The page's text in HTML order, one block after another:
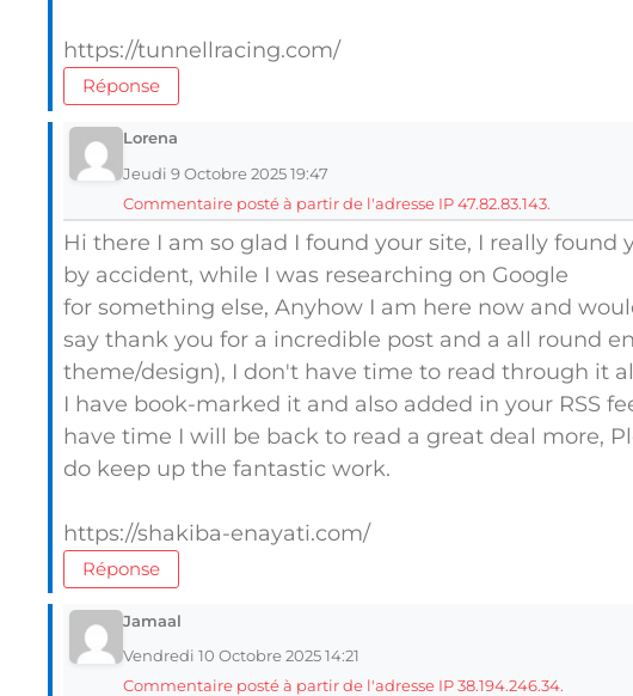
https://tunnellracing.com/
Réponse
Lorena
Jeudi 9 Octobre 2025 19:47
Commentaire posté à partir de l'adresse IP 47.82.83.143.
Hi there I am so glad I found your site, I really found
by accident, while I was researching on Google
for something else, Anyhow I am here now and
say thank you for a incredible post and a all round
theme/design), I don't have time to read through it
I have book-marked it and also added in your RSS
have time I will be back to read a great deal more,
do keep up the fantastic work.
https://shakiba-enayati.com/
Réponse
Jamaal
Vendredi 10 Octobre 2025 14:21
Commentaire posté à partir de l'adresse IP 38.194.246.34.